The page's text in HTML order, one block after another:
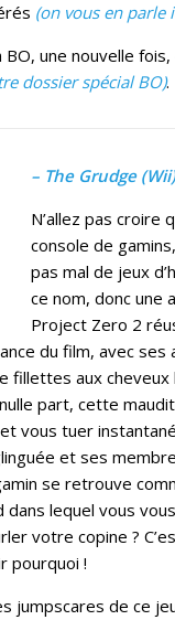
(on vous en parle
BO, une nouvelle
dossier spécial BO).
– The Grudge
N’allez pas croire
console de
pas mal de jeux
ce nom, donc une
Project Zero 2
du film, avec ses
fillettes aux cheveux
part, cette
vous tuer
et ses
se retrouve
dans lequel vous
votre copine ?
pourquoi !
jumpscares de ce